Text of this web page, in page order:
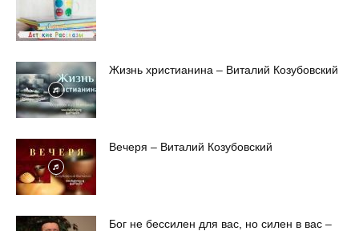
Жизнь христианина – Виталий Козубовский
Вечеря – Виталий Козубовский
Бог не бессилен для вас, но силен в вас –